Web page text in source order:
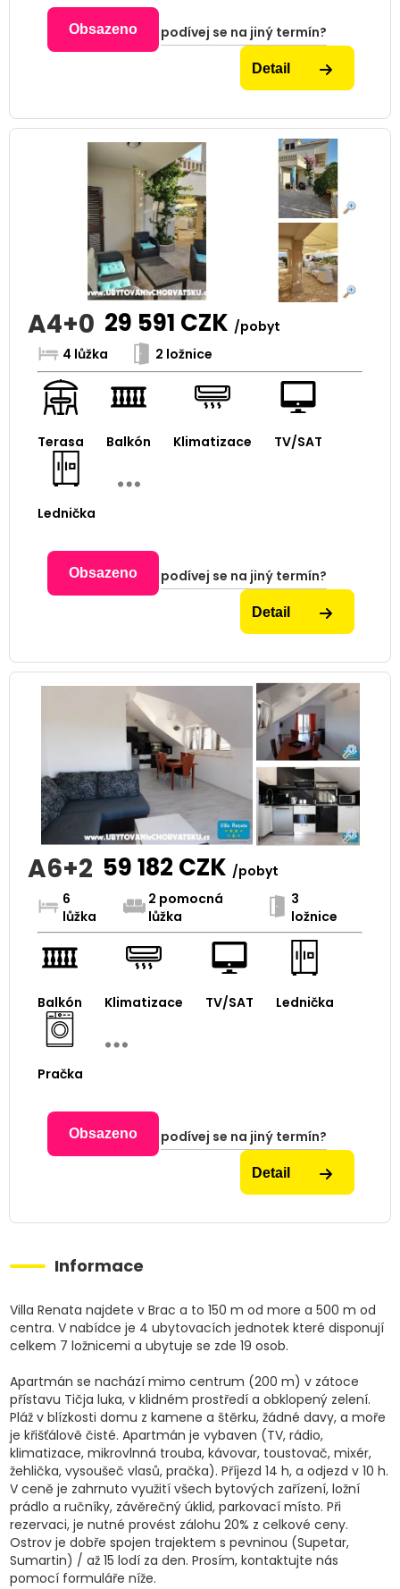
Obsazeno podívej se na jiný termín?
Detail
A4+0 29 591 CZK /pobyt
4 lůžka
2 ložnice
Terasa Balkón Klimatizace TV/SAT
Lednička
Obsazeno podívej se na jiný termín?
Detail
A6+2 59 182 CZK /pobyt
6
lůžka
2 pomocná
lůžka
3
ložnice
Balkón Klimatizace TV/SAT Lednička
Pračka
Obsazeno podívej se na jiný termín?
Detail
Informace
Villa Renata najdete v Brac a to 150 m od more a 500 m od
centra. V nabídce je 4 ubytovacích jednotek které disponují
celkem 7 ložnicemi a ubytuje se zde 19 osob.
Apartmán se nachází mimo centrum (200 m) v zátoce
přístavu Tičja luka, v klidném prostředí a obklopený zelení.
Pláž v blízkosti domu z kamene a štěrku, žádné davy, a moře
je křišťálově čisté. Apartmán je vybaven (TV, rádio,
klimatizace, mikrovlnná trouba, kávovar, toustovač, mixér,
žehlička, vysoušeč vlasů, pračka). Příjezd 14 h, a odjezd v 10 h.
V ceně je zahrnuto využití všech bytových zařízení, ložní
prádlo a ručníky, závěrečný úklid, parkovací místo. Při
rezervaci, je nutné provést zálohu 20% z celkové ceny.
Ostrov je dobře spojen trajektem s pevninou (Supetar,
Sumartin) / až 15 lodí za den. Prosím, kontaktujte nás
pomocí formuláře níže.